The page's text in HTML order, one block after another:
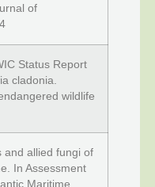
of
Status Report
cladonia.
wildlife
and allied fungi of
In Assessment
Maritime